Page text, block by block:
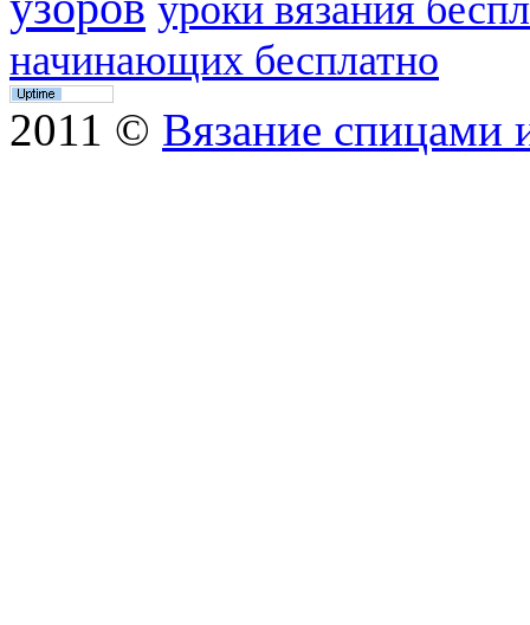
начинающих бесплатно
2011 © Вязание спицами